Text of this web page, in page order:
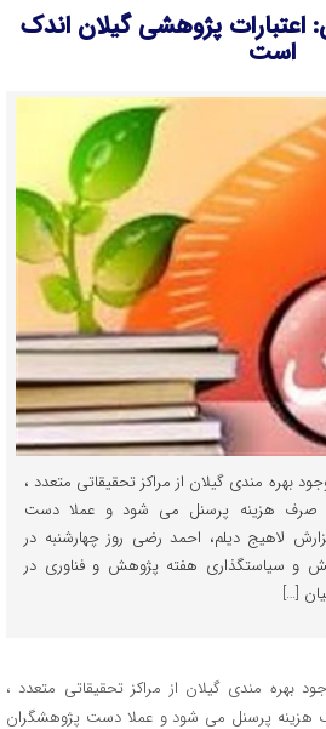
اعتبارات پژوهشی گیلان اندک
است
بهره مندی گیلان از مراکز تحقیقاتی متعدد ،
صرف هزینه پرسنل می شود و عملا دست
لاهیج دیلم، احمد رضی روز چهارشنبه در
و سیاستگذاری هفته پژوهش و فناوری در
[…]
بهره مندی گیلان از مراکز تحقیقاتی متعدد ،
هزینه پرسنل می شود و عملا دست پژوهشگران